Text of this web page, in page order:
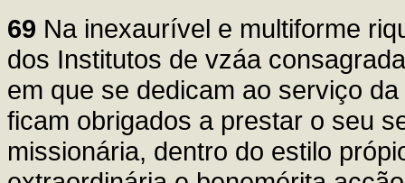
69 Na inexaurível e multiforme
dos Institutos de vzáa
em que se dedicam ao serviço
ficam obrigados a prestar o seu
missionária, dentro do estilo